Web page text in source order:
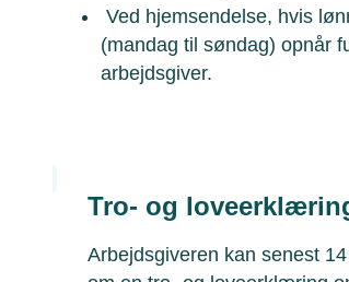
Ved hjemsendelse, hvis
(mandag til søndag) opnår
arbejdsgiver.
Tro- og
Arbejdsgiveren kan senest